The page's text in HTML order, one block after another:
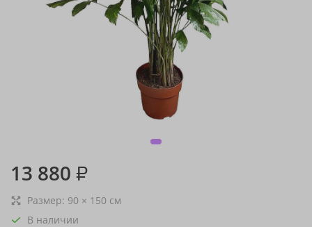
13 880 ₽
Размер: 90 × 150 см
В наличии